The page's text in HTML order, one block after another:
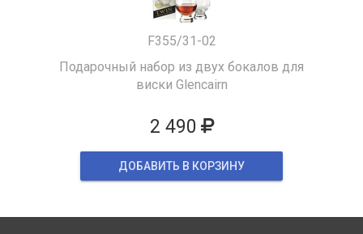
F355/31-02
Подарочный набор из двух бокалов для
виски Glencairn
2 490
ДОБАВИТЬ В КОРЗИНУ